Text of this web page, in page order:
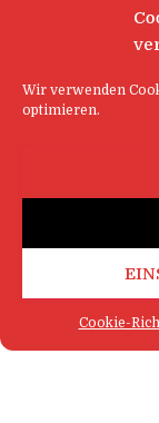
Wir verwenden
optimieren.
Cookie-